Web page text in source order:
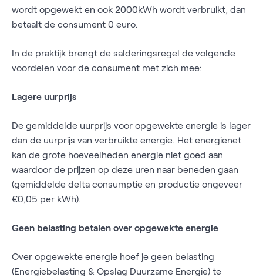
wordt opgewekt en ook 2000kWh wordt verbruikt, dan
betaalt de consument 0 euro.
In de praktijk brengt de salderingsregel de volgende
voordelen voor de consument met zich mee:
Lagere uurprijs
De gemiddelde uurprijs voor opgewekte energie is lager
dan de uurprijs van verbruikte energie. Het energienet
kan de grote hoeveelheden energie niet goed aan
waardoor de prijzen op deze uren naar beneden gaan
(gemiddelde delta consumptie en productie ongeveer
€0,05 per kWh).
Geen belasting betalen over opgewekte energie
Over opgewekte energie hoef je geen belasting
(Energiebelasting & Opslag Duurzame Energie) te